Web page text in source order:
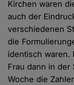
Kirchen waren
auch der
verschiedenen
die
identisch waren.
Frau dann in der
Woche die